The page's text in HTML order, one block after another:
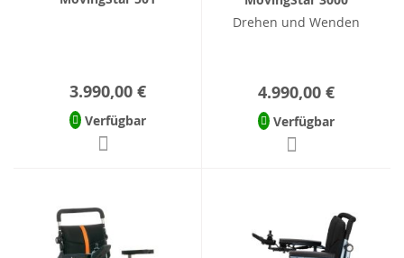
3.990,00 €
Verfügbar
Drehen und Wenden
4.990,00 €
Verfügbar